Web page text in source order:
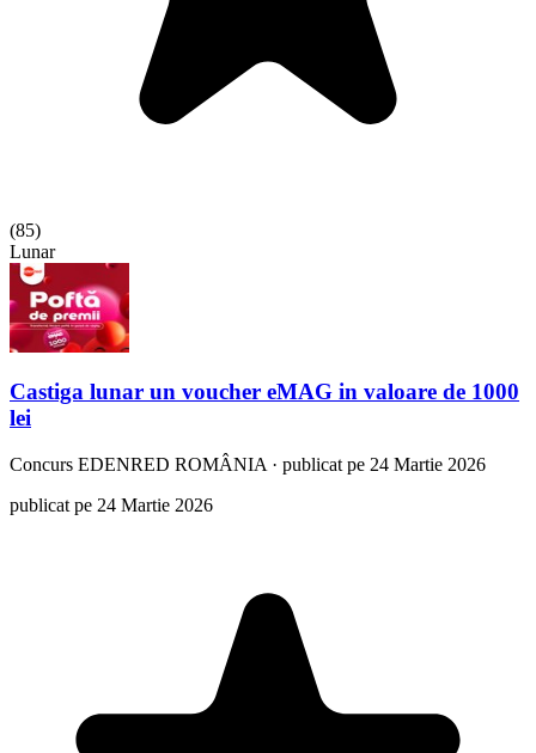
(85)
Lunar
Castiga lunar un voucher eMAG in valoare de 1000
lei
Concurs EDENRED ROMÂNIA · publicat pe 24 Martie 2026
publicat pe 24 Martie 2026